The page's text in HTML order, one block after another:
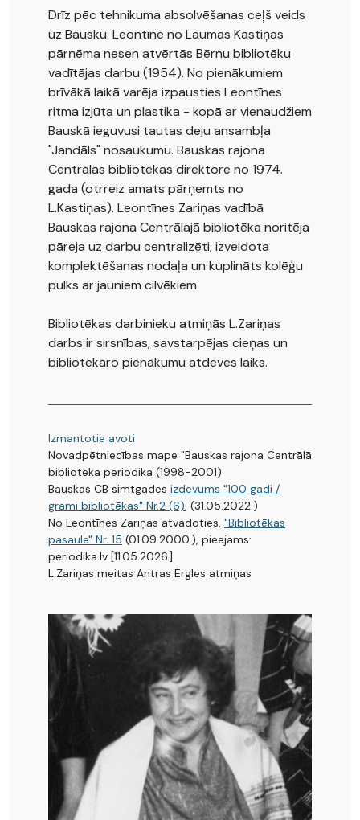
Drīz pēc tehnikuma absolvēšanas ceļš veids
uz Bausku. Leontīne no Laumas Kastiņas
pārņēma nesen atvērtās Bērnu bibliotēku
vadītājas darbu (1954). No pienākumiem
brīvākā laikā varēja izpausties Leontīnes
ritma izjūta un plastika - kopā ar vienaudžiem
Bauskā ieguvusi tautas deju ansambļa
"Jandāls" nosaukumu. Bauskas rajona
Centrālās bibliotēkas direktore no 1974.
gada (otrreiz amats pārņemts no
L.Kastiņas). Leontīnes Zariņas vadībā
Bauskas rajona Centrālajā bibliotēka noritēja
pāreja uz darbu centralizēti, izveidota
komplektēšanas nodaļa un kuplināts kolēģu
pulks ar jauniem cilvēkiem.
Bibliotēkas darbinieku atmiņās L.Zariņas
darbs ir sirsnības, savstarpējas cieņas un
bibliotekāro pienākumu atdeves laiks.
Izmantotie avoti
Novadpētniecības mape "Bauskas rajona Centrālā
bibliotēka periodikā (1998-2001)
Bauskas CB simtgades izdevums "100 gadi /
grami bibliotēkas" Nr.2 (6), (31.05.2022.)
No Leontīnes Zariņas atvadoties. "Bibliotēkas
pasaule" Nr. 15 (01.09.2000.), pieejams:
periodika.lv [11.05.2026.]
L.Zariņas meitas Antras Ērgles atmiņas